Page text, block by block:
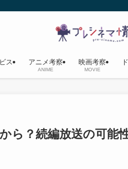
ス アニメ考察
ANIME
映画考察
MOVIE
ら？続編放送の可能